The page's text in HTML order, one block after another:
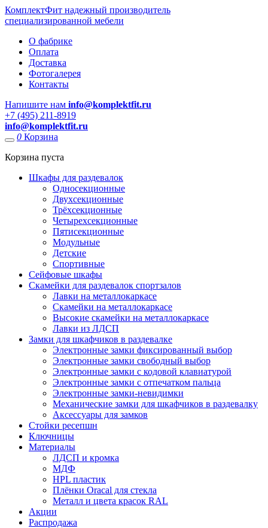
КомплектФит надежный производитель
специализированной мебели
О фабрике
Оплата
Доставка
Фотогалерея
Контакты
Напишите нам info@komplektfit.ru
​+7 (495) 211-8919
info@komplektfit.ru
0 Корзина
Корзина пуста
Шкафы для раздевалок
Односекционные
Двухсекционные
Трёхсекционные
Четырехсекционные
Пятисекционные
Модульные
Детские
Спортивные
Сейфовые шкафы
Скамейки для раздевалок спортзалов
Лавки на металлокаркасе
Скамейки на металлокаркасе
Высокие скамейки на металлокаркасе
Лавки из ЛДСП
Замки для шкафчиков в раздевалке
Электронные замки фиксированный выбор
Электронные замки свободный выбор
Электронные замки с кодовой клавиатурой
Электронные замки с отпечатком пальца
Электронные замки-невидимки
Механические замки для шкафчиков в раздевалку
Аксессуары для замков
Стойки ресепшн
Ключницы
Материалы
ЛДСП и кромка
МДФ
HPL пластик
Плёнки Oracal для стекла
Металл и цвета красок RAL
Акции
Распродажа